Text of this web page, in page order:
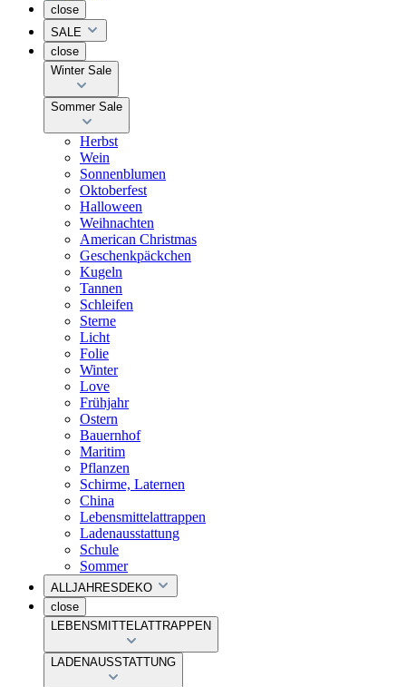
close
SALE
close
Winter Sale
Sommer Sale
Herbst
Wein
Sonnenblumen
Oktoberfest
Halloween
Weihnachten
American Christmas
Geschenkpäckchen
Kugeln
Tannen
Schleifen
Sterne
Licht
Folie
Winter
Love
Frühjahr
Ostern
Bauernhof
Maritim
Pflanzen
Schirme, Laternen
China
Lebensmittelattrappen
Ladenausstattung
Schule
Sommer
ALLJAHRESDEKO
close
LEBENSMITTELATTRAPPEN
LADENAUSSTATTUNG